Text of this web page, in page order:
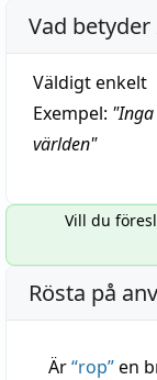
Vad betyder
Väldigt enkelt
Exempel: "Inga
världen"
Vill du
Rösta på
Är“rop”en